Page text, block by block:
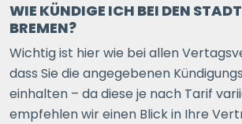
WIE KÜNDIGE ICH BEI DEN
BREMEN?
Wichtig ist hier wie bei allen
dass Sie die angegebenen
einhalten – da diese je nach Tarif
empfehlen wir einen Blick in Ihre